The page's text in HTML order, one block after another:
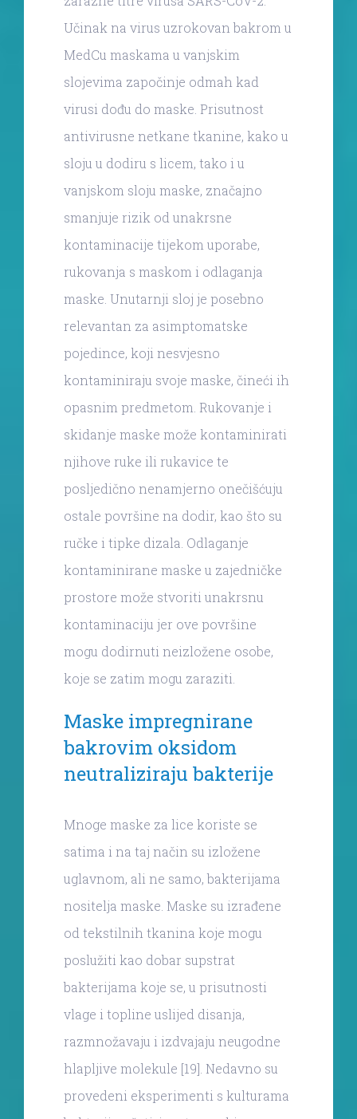
Učinak na virus uzrokovan bakrom u
MedCu maskama u vanjskim
slojevima započinje odmah kad
virusi dođu do maske. Prisutnost
antivirusne netkane tkanine, kako u
sloju u dodiru s licem, tako i u
vanjskom sloju maske, značajno
smanjuje rizik od unakrsne
kontaminacije tijekom uporabe,
rukovanja s maskom i odlaganja
maske. Unutarnji sloj je posebno
relevantan za asimptomatske
pojedince, koji nesvjesno
kontaminiraju svoje maske, čineći ih
opasnim predmetom. Rukovanje i
skidanje maske može kontaminirati
njihove ruke ili rukavice te
posljedično nenamjerno onečišćuju
ostale površine na dodir, kao što su
ručke i tipke dizala. Odlaganje
kontaminirane maske u zajedničke
prostore može stvoriti unakrsnu
kontaminaciju jer ove površine
mogu dodirnuti neizložene osobe,
koje se zatim mogu zaraziti.
Maske impregnirane
bakrovim oksidom
neutraliziraju bakterije
Mnoge maske za lice koriste se
satima i na taj način su izložene
uglavnom, ali ne samo, bakterijama
nositelja maske. Maske su izrađene
od tekstilnih tkanina koje mogu
poslužiti kao dobar supstrat
bakterijama koje se, u prisutnosti
vlage i topline uslijed disanja,
razmnožavaju i izdvajaju neugodne
hlapljive molekule [19]. Nedavno su
provedeni eksperimenti s kulturama